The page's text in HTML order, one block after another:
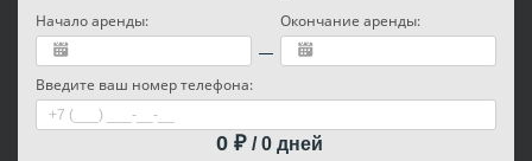
Начало аренды: Окончание аренды:
Введите ваш номер телефона:
0₽ /0дней